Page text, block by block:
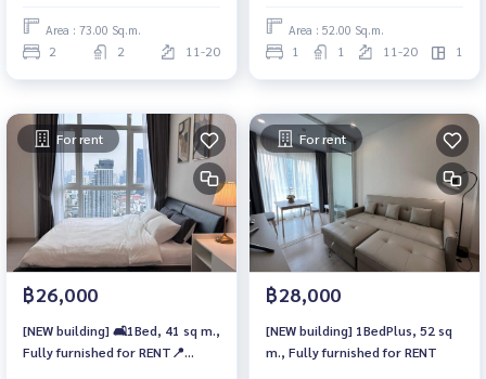
Area : 73.00 Sq.m.
2 2 11-20
Area : 52.00 Sq.m.
1 1 11-20 1
For rent
฿26,000
[NEW building] 🛋️1Bed, 41 sq m.,
Fully furnished for RENT📍
For rent
฿28,000
[NEW building] 1BedPlus, 52 sq
m., Fully furnished for RENT